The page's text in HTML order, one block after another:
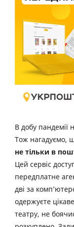
В добу пандемії
Тож нагадуємо,
не тільки в
Цей сервіс
передплатне
дві за
одержуєте
театру, не